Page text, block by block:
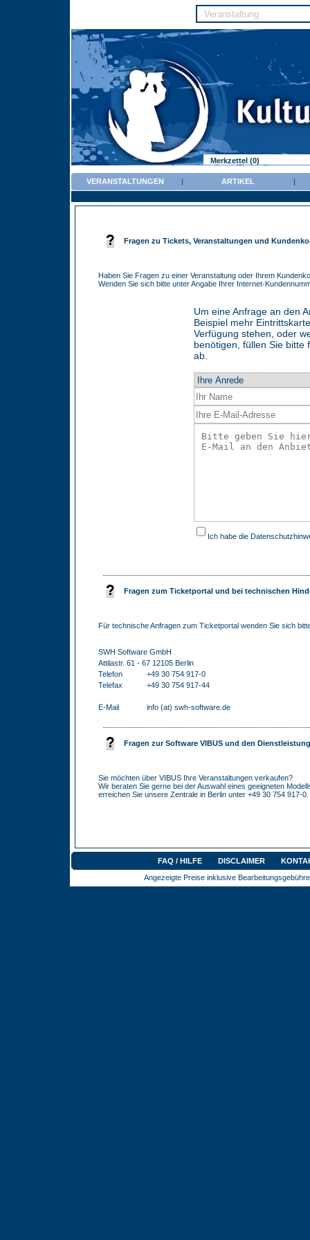
Merkzettel (0)
VERANSTALTUNGEN | ARTIKEL
|
Fragen zu Tickets, Veranstaltungen und
Haben Sie Fragen zu einer Veranstaltung oder Ihrem
Wenden Sie sich bitte unter Angabe Ihrer Internet-
Um eine Anfrage an den
Beispiel mehr
Verfügung stehen, oder
benötigen, füllen Sie bitte
ab.
Ich habe die
Fragen zum Ticketportal und bei technischen
Für technische Anfragen zum Ticketportal wenden Sie sich
SWH Software GmbH
Attilastr. 61 - 67 12105 Berlin
Telefon
+49 30 754 917-0
Telefax
+49 30 754 917-44
E-Mail info (at) swh-software.de
Fragen zur Software VIBUS und den
Sie möchten über VIBUS Ihre Veranstaltungen verkaufen?
Wir beraten Sie gerne bei der Auswahl eines geeigneten
erreichen Sie unsere Zentrale in Berlin unter +49 30 754 917-0.
FAQ / HILFE DISCLAIMER
Angezeigte Preise inklusive